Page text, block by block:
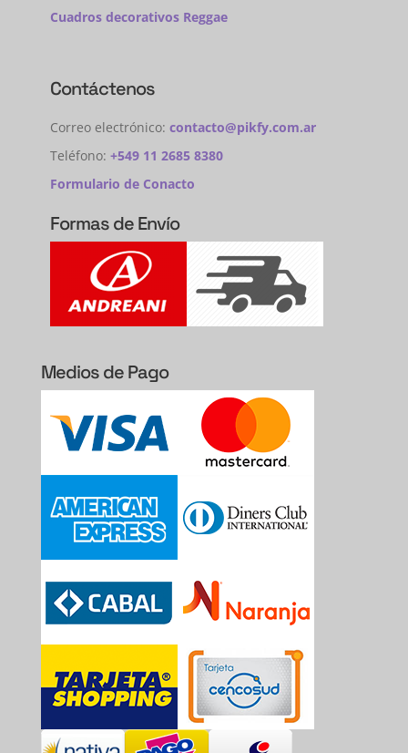
Cuadros decorativos Reggae
Contáctenos
Correo electrónico: contacto@pikfy.com.ar
Teléfono: +549 11 2685 8380
Formulario de Conacto
Formas de Envío
Medios de Pago